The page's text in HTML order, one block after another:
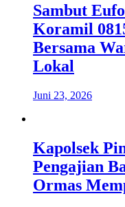
Sambut
Koramil
Bersama
Lokal
Juni 23, 2026
Kapolsek
Pengajian
Ormas